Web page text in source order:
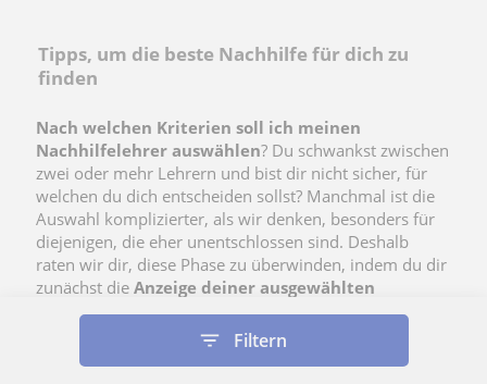
Filtern
Tipps, um die beste Nachhilfe für dich zu
finden
Nach welchen Kriterien soll ich meinen
Nachhilfelehrer auswählen? Du schwankst zwischen
zwei oder mehr Lehrern und bist dir nicht sicher, für
welchen du dich entscheiden sollst? Manchmal ist die
Auswahl komplizierter, als wir denken, besonders für
diejenigen, die eher unentschlossen sind. Deshalb
raten wir dir, diese Phase zu überwinden, indem du dir
zunächst die Anzeige deiner ausgewählten
Nachhilfelehrer ansiehst: